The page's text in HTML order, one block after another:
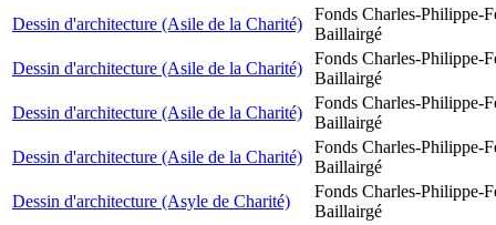
Dessin d'architecture (Asile de la Charité)
Fonds Charles-Philippe-
Baillairgé
Dessin d'architecture (Asile de la Charité)
Fonds Charles-Philippe-
Baillairgé
Dessin d'architecture (Asile de la Charité)
Fonds Charles-Philippe-
Baillairgé
Dessin d'architecture (Asile de la Charité)
Fonds Charles-Philippe-
Baillairgé
Dessin d'architecture (Asyle de Charité)
Fonds Charles-Philippe-
Baillairgé